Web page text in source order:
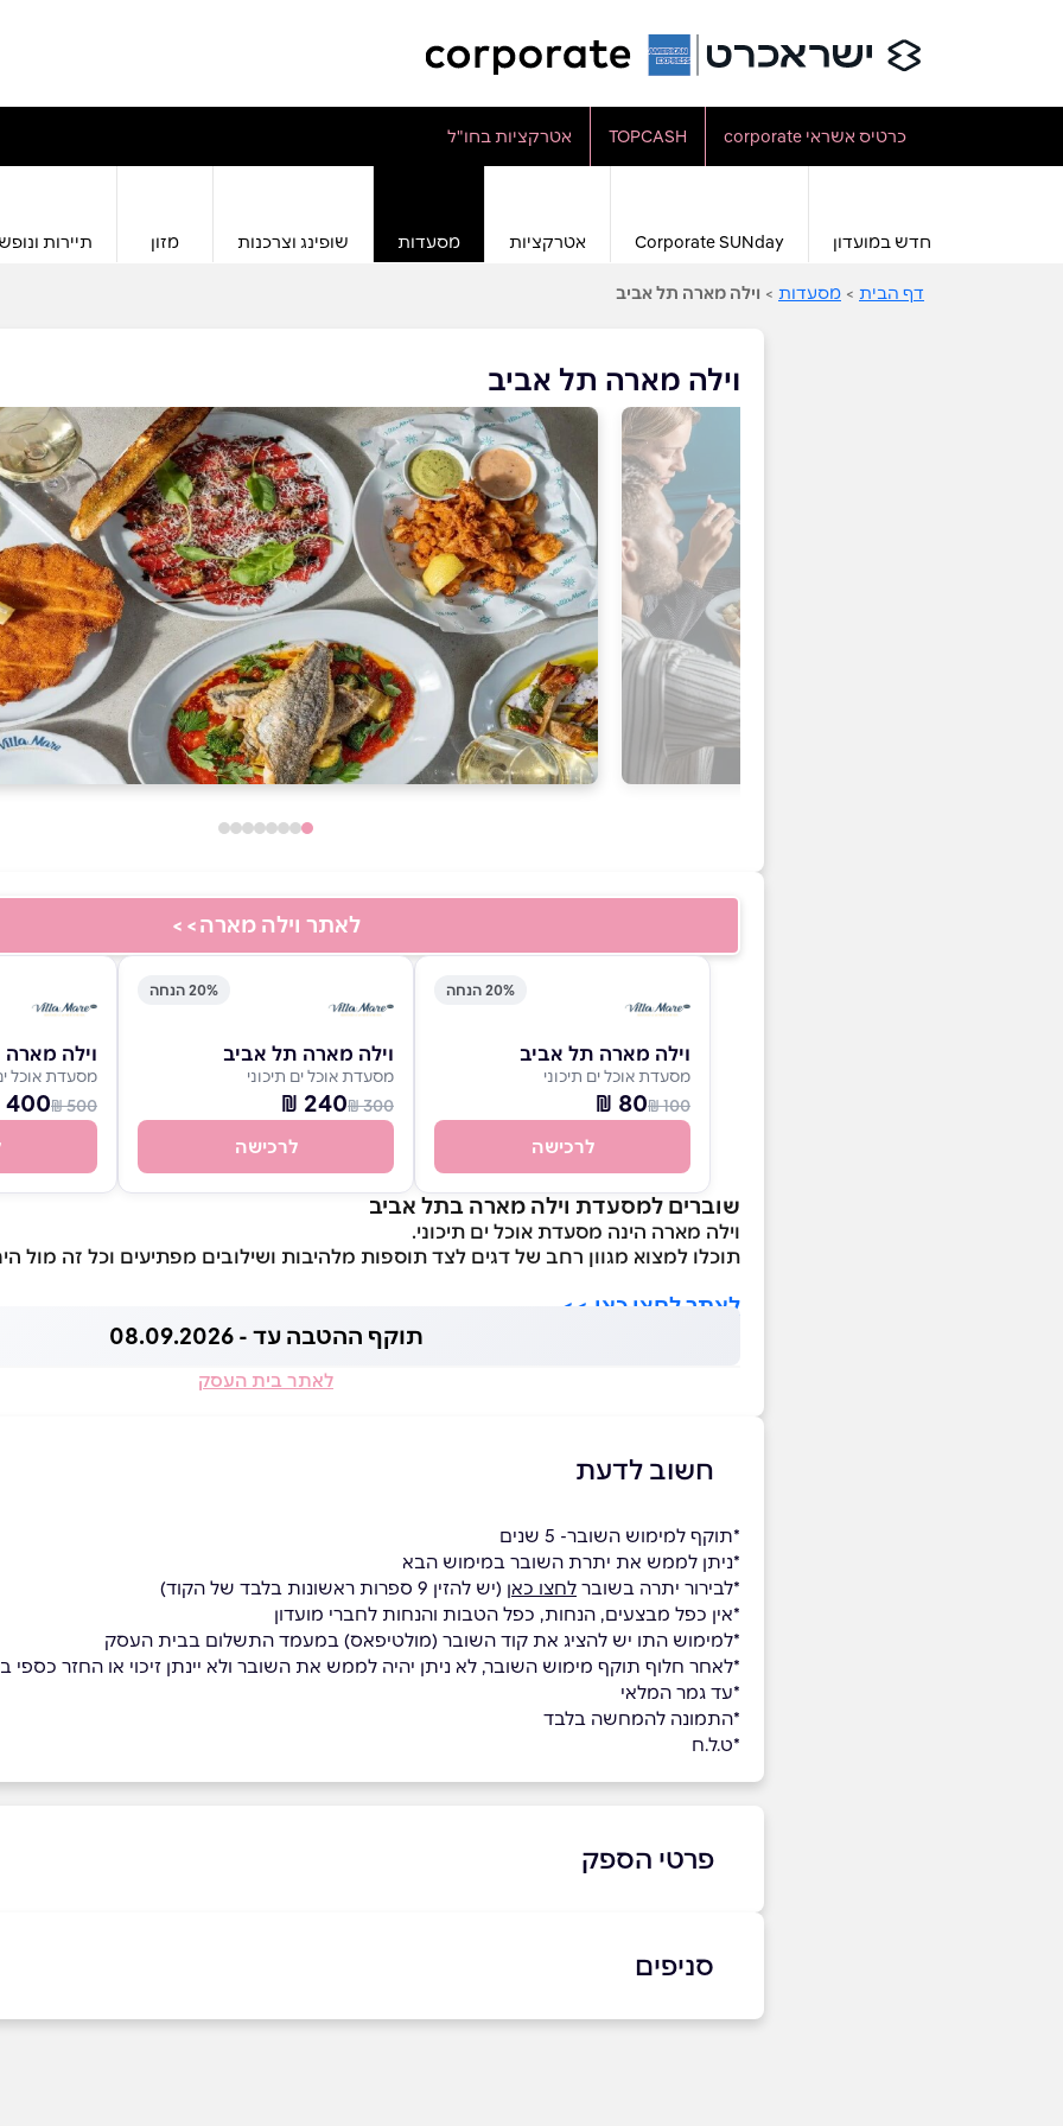
כרטיס אשראי corporate TOPCASH אטרקציות בחו"ל
חדש במועדון Corporate SUNday אטרקציות מסעדות שופינג וצרכנות מזון תיירות
דף הבית > מסעדות > וילה מארה תל אביב
וילה מארה תל אביב
לאתר וילה מארה>>
20% הנחה
וילה מארה תל אביב
מסעדת אוכל ים תיכוני
100 ₪
80 ₪
לרכישה
20% הנחה
וילה מארה תל אביב
מסעדת אוכל ים תיכוני
300 ₪
240 ₪
לרכישה
וילה
מסעדת אוכל
500 ₪
400 ₪
שוברים למסעדת וילה מארה בתל אביב
וילה מארה הינה מסעדת אוכל ים תיכוני.
תוכלו למצוא מגוון רחב של דגים לצד תוספות מלהיבות ושילובים מפתיעים וכל זה מול
לאתר לחצו כאן >>
תוקף ההטבה עד - 08.09.2026
לאתר בית העסק
חשוב לדעת
*תוקף למימוש השובר- 5 שנים
*ניתן לממש את יתרת השובר במימוש הבא
*לבירור יתרה בשובר לחצו כאן (יש להזין 9 ספרות ראשונות בלבד של הקוד)
*אין כפל מבצעים, הנחות, כפל הטבות והנחות לחברי מועדון
*למימוש התו יש להציג את קוד השובר (מולטיפאס) במעמד התשלום בבית העסק
*לאחר חלוף תוקף מימוש השובר, לא ניתן יהיה לממש את השובר ולא יינתן זיכוי או החזר כספי
*עד גמר המלאי
*התמונה להמחשה בלבד
*ט.ל.ח
פרטי הספק
באתר
סניפים
תל אביב